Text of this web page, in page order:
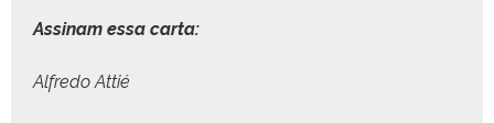
Assi­nam essa carta:
Alfre­do Attié